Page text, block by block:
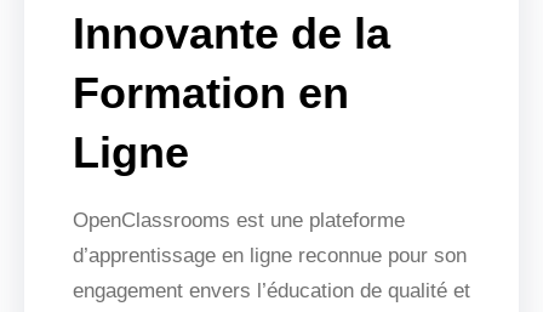
Innovante de la
Formation en
Ligne
OpenClassrooms est une plateforme
d’apprentissage en ligne reconnue pour son
engagement envers l’éducation de qualité et